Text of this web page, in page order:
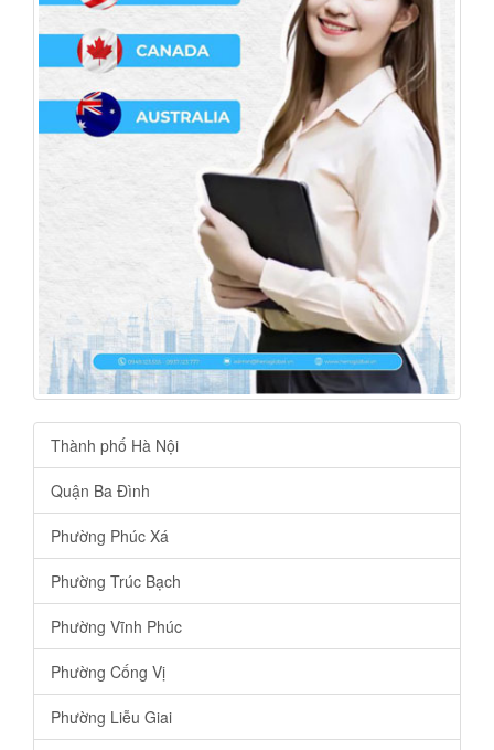
Thành phố Hà Nội
Quận Ba Đình
Phường Phúc Xá
Phường Trúc Bạch
Phường Vĩnh Phúc
Phường Cống Vị
Phường Liễu Giai